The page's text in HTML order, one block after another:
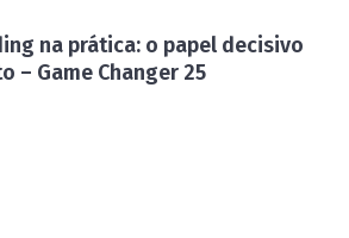
na prática: o papel decisivo
– Game Changer 25